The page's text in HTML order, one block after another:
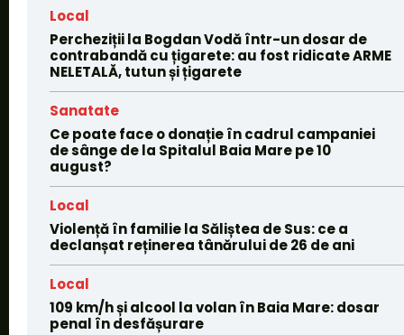
Local
Percheziții la Bogdan Vodă într-un dosar de
contrabandă cu țigarete: au fost ridicate ARME
NELETALĂ, tutun și țigarete
Sanatate
Ce poate face o donație în cadrul campaniei
de sânge de la Spitalul Baia Mare pe 10
august?
Local
Violență în familie la Săliștea de Sus: ce a
declanșat reținerea tânărului de 26 de ani
Local
109 km/h și alcool la volan în Baia Mare: dosar
penal în desfășurare